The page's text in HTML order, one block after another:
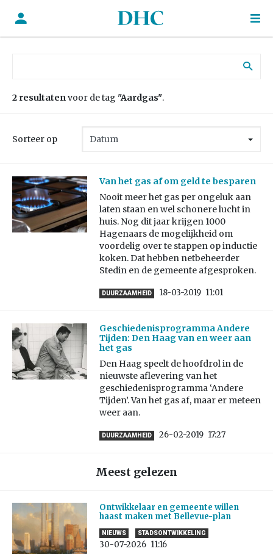
2 resultatenvoor de tag "Aardgas".
Sorteer op
Van het gas af om geld te besparen
Nooit meer het gas per ongeluk aan
laten staan en wel schonere lucht in
huis. Nog dit jaar krijgen 1000
Hagenaars de mogelijkheid om
voordelig over te stappen op inductie
koken. Dat hebben netbeheerder
Stedin en de gemeente afgesproken.
DUURZAAMHEID 18-03-2019 11:01
Geschiedenisprogramma Andere
Tijden: Den Haag van en weer aan
het gas
Den Haag speelt de hoofdrol in de
nieuwste aflevering van het
geschiedenisprogramma ‘Andere
Tijden’. Van het gas af, maar er meteen
weer aan.
DUURZAAMHEID 26-02-2019 17:27
Meest gelezen
Ontwikkelaar en gemeente willen
haast maken met Bellevue-plan
NIEUWS STADSONTWIKKELING
30-07-2026 11:16